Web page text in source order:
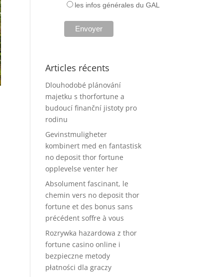
les infos générales du GAL
Articles récents
Dlouhodobé plánování
majetku s thorfortune a
budoucí finanční jistoty pro
rodinu
Gevinstmuligheter
kombinert med en fantastisk
no deposit thor fortune
opplevelse venter her
Absolument fascinant, le
chemin vers no deposit thor
fortune et des bonus sans
précédent soffre à vous
Rozrywka hazardowa z thor
fortune casino online i
bezpieczne metody
płatności dla graczy